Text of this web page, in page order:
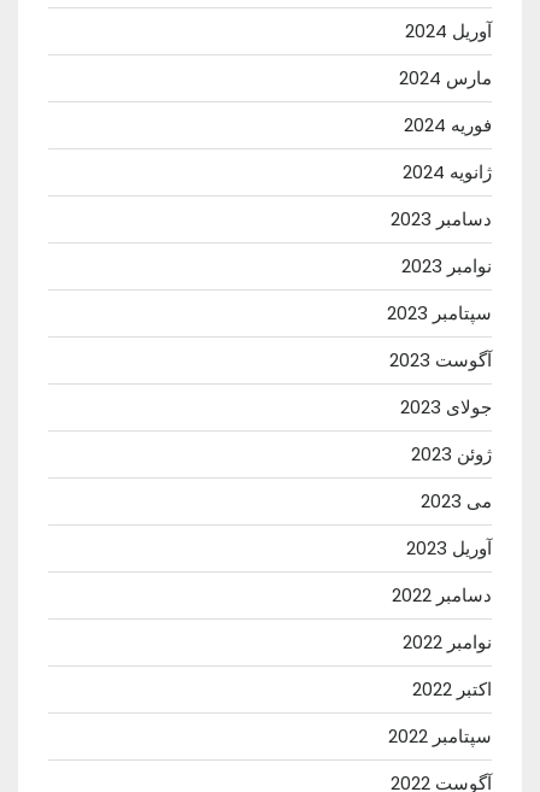
آوریل 2024
مارس 2024
فوریه 2024
ژانویه 2024
دسامبر 2023
نوامبر 2023
سپتامبر 2023
آگوست 2023
جولای 2023
ژوئن 2023
می 2023
آوریل 2023
دسامبر 2022
نوامبر 2022
اکتبر 2022
سپتامبر 2022
آگوست 2022